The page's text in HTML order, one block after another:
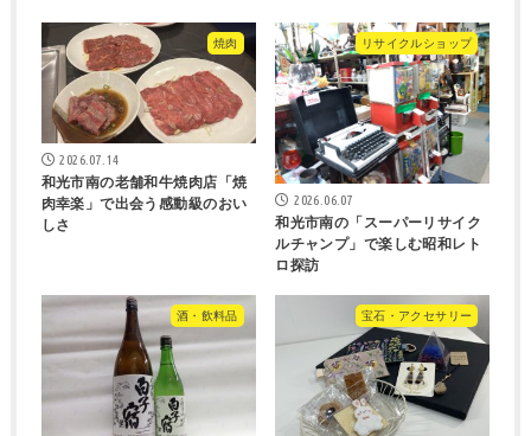
焼肉
2026.07.14
和光市南の老舗和牛焼肉店「焼
肉幸楽」で出会う感動級のおい
しさ
リサイクルショップ
2026.06.07
和光市南の「スーパーリサイク
ルチャンプ」で楽しむ昭和レト
ロ探訪
酒・飲料品 宝石・アクセサリー